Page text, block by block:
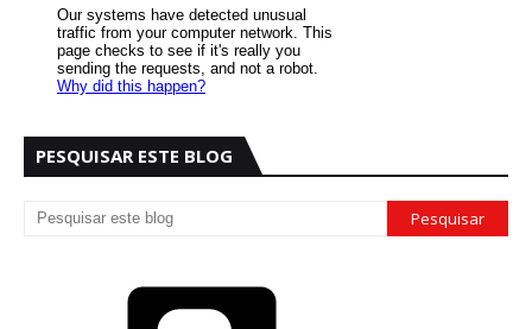
PESQUISAR ESTE BLOG